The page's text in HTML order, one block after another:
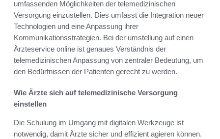
umfassenden Möglichkeiten der telemedizinischen
Versorgung einzustellen. Dies umfasst die Integration neuer
Technologien und eine Anpassung ihrer
Kommunikationsstrategien. Bei der umstellung auf einen
Ärzteservice online ist genaues Verständnis der
telemedizinischen Anpassung von zentraler Bedeutung, um
den Bedürfnissen der Patienten gerecht zu werden.
Wie Ärzte sich auf telemedizinische Versorgung
einstellen
Die Schulung im Umgang mit digitalen Werkzeuge ist
notwendig, damit Ärzte sicher und effizient agieren können.